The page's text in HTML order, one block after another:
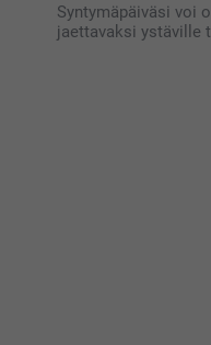
Syntymäpäiväsi voi
jaettavaksi ystäville